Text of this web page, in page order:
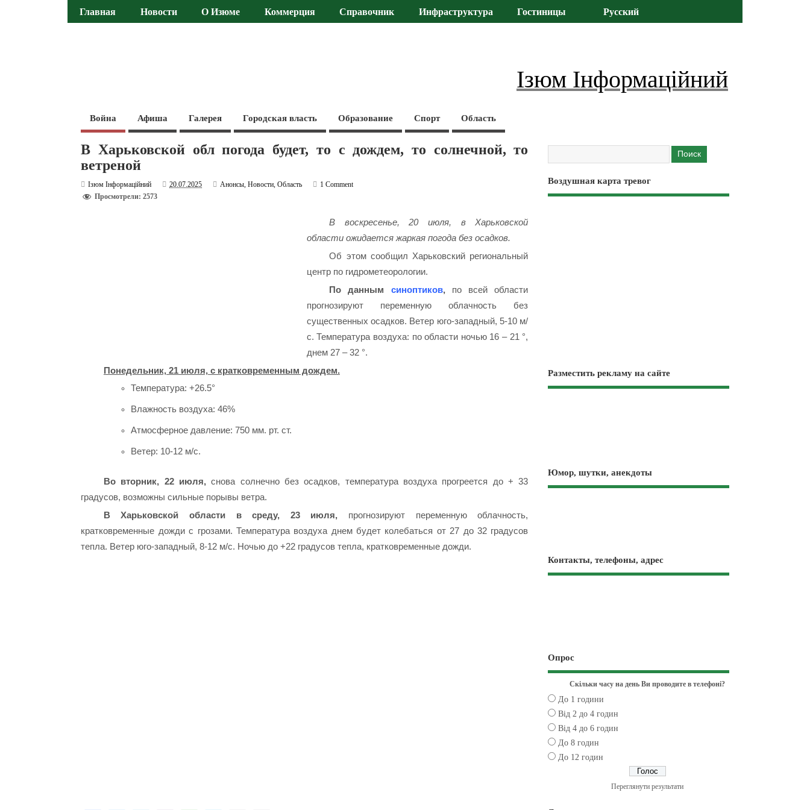
Главная Новости О Изюме Коммерция Справочник Инфраструктура Гостиницы Русский
Ізюм Інформаційний
Война Афиша Галерея Городская власть Образование Спорт Область
В Харьковской обл погода будет, то с дождем, то солнечной, то
ветреной
Ізюм Інформаційний 20.07.2025 Анонсы,Новости,Область
1 Comment
Просмотрели: 2573
В воскресенье, 20 июля, в Харьковской
области ожидается жаркая погода без осадков.
Об этом сообщил Харьковский региональный
центр по гидрометеорологии.
По данным синоптиков,по всей области
прогнозируют переменную облачность без
существенных осадков. Ветер юго-западный, 5-10 м/
с. Температура воздуха: по области ночью 16 – 21 °,
днем 27 – 32 °.
Понедельник, 21 июля, с кратковременным дождем.
Температура: +26.5°
Влажность воздуха: 46%
Атмосферное давление: 750 мм. рт. ст.
Ветер: 10-12 м/с.
Во вторник, 22 июля,снова солнечно без осадков, температура воздуха прогреется до + 33
градусов, возможны сильные порывы ветра.
В Харьковской области в среду, 23 июля, прогнозируют переменную облачность,
кратковременные дожди с грозами. Температура воздуха днем будет колебаться от 27 до 32 градусов
тепла. Ветер юго-западный, 8-12 м/с. Ночью до +22 градусов тепла, кратковременные дожди.
Воздушная карта тревог
Разместить рекламу на сайте
Юмор, шутки, анекдоты
Контакты, телефоны, адрес
Опрос
Скільки часу на день Ви проводите в телефоні?
До 1 години
Від 2 до 4 годин
Від 4 до 6 годин
До 8 годин
До 12 годин
Переглянути результати